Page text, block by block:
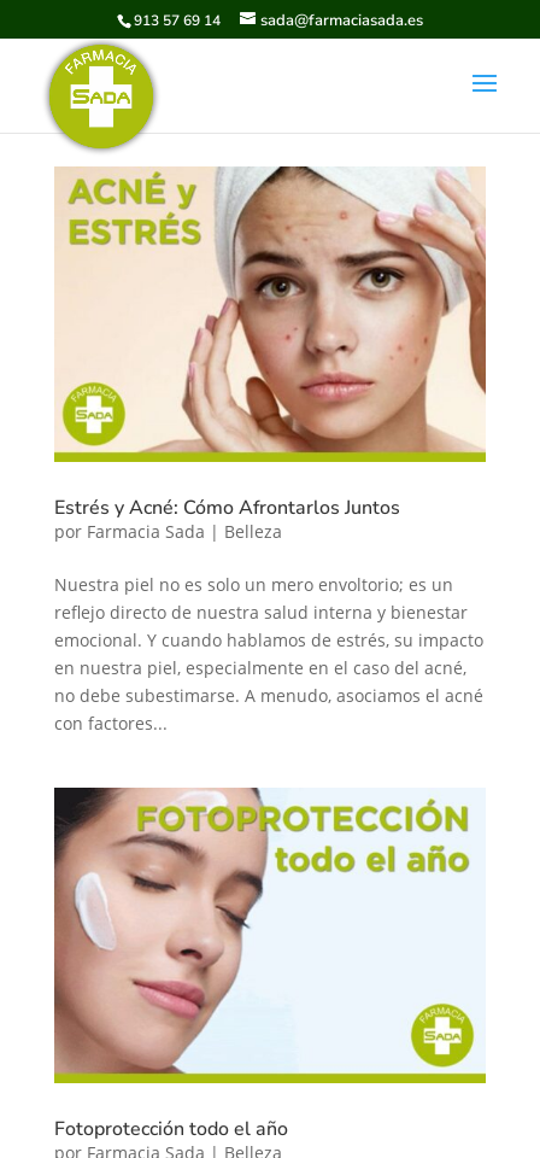
913 57 69 14 sada@farmaciasada.es
Estrés y Acné: Cómo Afrontarlos Juntos
por Farmacia Sada | Belleza
Nuestra piel no es solo un mero envoltorio; es un
reflejo directo de nuestra salud interna y bienestar
emocional. Y cuando hablamos de estrés, su impacto
en nuestra piel, especialmente en el caso del acné,
no debe subestimarse. A menudo, asociamos el acné
con factores...
Fotoprotección todo el año
por Farmacia Sada | Belleza